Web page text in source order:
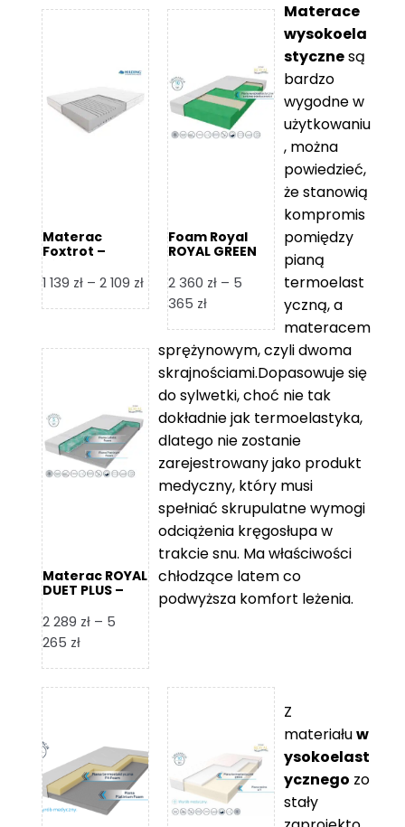
Materac
Foxtrot –
1 139 zł – 2 109 złZakres
cen:
1
139 zł
do
2
109 zł
Foam Royal
ROYAL GREEN
piankowy
2 360 zł – 5
365 złZakres
od
2
360 zł
5
365 zł
Materac ROYAL
DUET PLUS –
2 289 zł – 5
265 złZakres
od
do
5
265 zł
Materace
wysokoela
stycznesą
bardzo
wygodne w
użytkowaniu
, można
powiedzieć,
że stanowią
kompromis
pomiędzy
pianą
termoelast
yczną, a
materacem
sprężynowym, czyli dwoma
skrajnościami.Dopasowuje się
do sylwetki, choć nie tak
dokładnie jak termoelastyka,
dlatego nie zostanie
zarejestrowany jako produkt
medyczny, który musi
spełniać skrupulatne wymogi
odciążenia kręgosłupa w
trakcie snu. Ma właściwości
chłodzące latem co
podwyższa komfort leżenia.
Z
materiałuw
ysokoelast
ycznego zo
stały